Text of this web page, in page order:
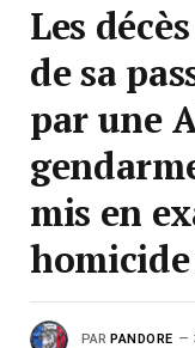
Les
de sa
par une
mis en
PAR PANDORE